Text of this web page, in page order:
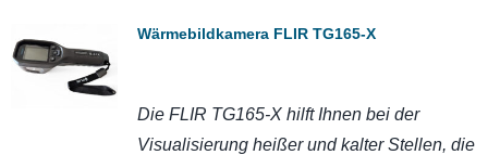
Wärmebildkamera FLIR TG165-X
Die FLIR TG165-X hilft Ihnen bei der
Visualisierung heißer und kalter Stellen, die